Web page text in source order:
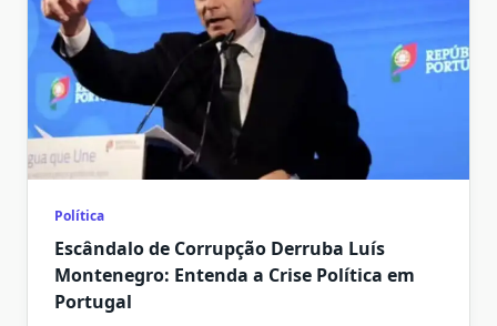
Política
Escândalo de Corrupção Derruba Luís
Montenegro: Entenda a Crise Política em
Portugal